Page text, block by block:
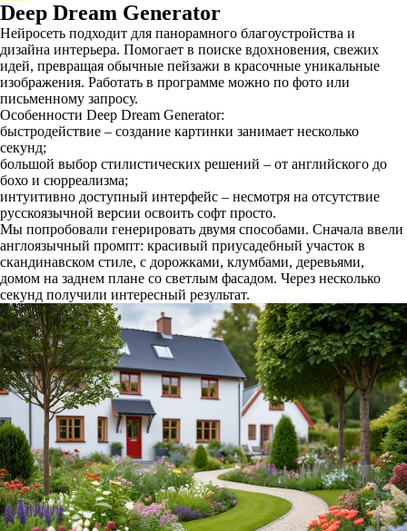
Deep Dream Generator
Нейросеть подходит для панорамного благоустройства и
дизайна интерьера. Помогает в поиске вдохновения, свежих
идей, превращая обычные пейзажи в красочные уникальные
изображения. Работать в программе можно по фото или
письменному запросу.
Особенности Deep Dream Generator:
быстродействие – создание картинки занимает несколько
секунд;
большой выбор стилистических решений – от английского до
бохо и сюрреализма;
интуитивно доступный интерфейс – несмотря на отсутствие
русскоязычной версии освоить софт просто.
Мы попробовали генерировать двумя способами. Сначала ввели
англоязычный промпт: красивый приусадебный участок в
скандинавском стиле, с дорожками, клумбами, деревьями,
домом на заднем плане со светлым фасадом. Через несколько
секунд получили интересный результат.